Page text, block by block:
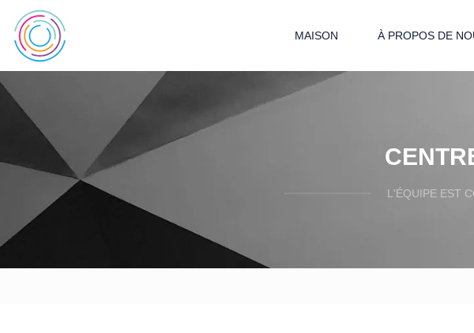
MAISON À PROPOS DE
L'ÉQUIPE EST